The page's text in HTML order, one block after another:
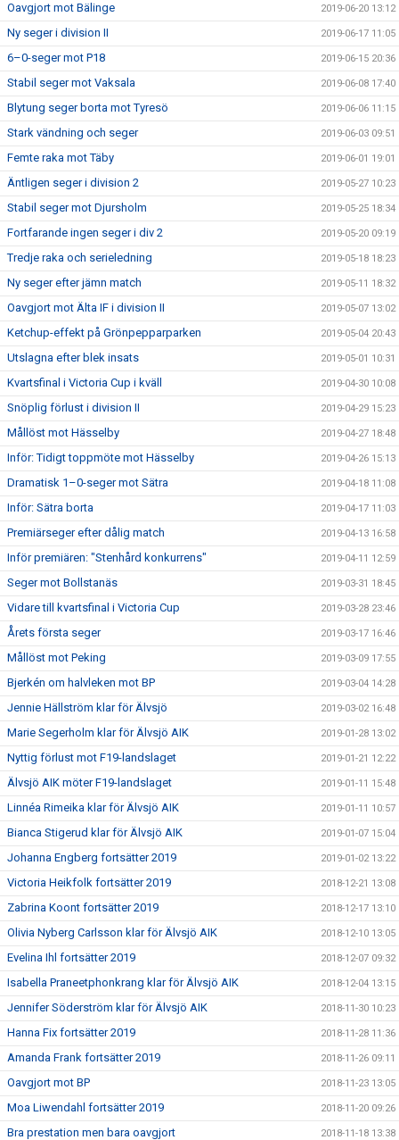
Oavgjort mot Bälinge 2019-06-20 13:12
Ny seger i division II 2019-06-17 11:05
6–0-seger mot P18 2019-06-15 20:36
Stabil seger mot Vaksala 2019-06-08 17:40
Blytung seger borta mot Tyresö 2019-06-06 11:15
Stark vändning och seger 2019-06-03 09:51
Femte raka mot Täby 2019-06-01 19:01
Äntligen seger i division 2 2019-05-27 10:23
Stabil seger mot Djursholm 2019-05-25 18:34
Fortfarande ingen seger i div 2 2019-05-20 09:19
Tredje raka och serieledning 2019-05-18 18:23
Ny seger efter jämn match 2019-05-11 18:32
Oavgjort mot Älta IF i division II 2019-05-07 13:02
Ketchup-effekt på Grönpepparparken 2019-05-04 20:43
Utslagna efter blek insats 2019-05-01 10:31
Kvartsfinal i Victoria Cup i kväll 2019-04-30 10:08
Snöplig förlust i division II 2019-04-29 15:23
Mållöst mot Hässelby 2019-04-27 18:48
Inför: Tidigt toppmöte mot Hässelby 2019-04-26 15:13
Dramatisk 1–0-seger mot Sätra 2019-04-18 11:08
Inför: Sätra borta 2019-04-17 11:03
Premiärseger efter dålig match 2019-04-13 16:58
Inför premiären: "Stenhård konkurrens" 2019-04-11 12:59
Seger mot Bollstanäs 2019-03-31 18:45
Vidare till kvartsfinal i Victoria Cup 2019-03-28 23:46
Årets första seger 2019-03-17 16:46
Mållöst mot Peking 2019-03-09 17:55
Bjerkén om halvleken mot BP 2019-03-04 14:28
Jennie Hällström klar för Älvsjö 2019-03-02 16:48
Marie Segerholm klar för Älvsjö AIK 2019-01-28 13:02
Nyttig förlust mot F19-landslaget 2019-01-21 12:22
Älvsjö AIK möter F19-landslaget 2019-01-11 15:48
Linnéa Rimeika klar för Älvsjö AIK 2019-01-11 10:57
Bianca Stigerud klar för Älvsjö AIK 2019-01-07 15:04
Johanna Engberg fortsätter 2019 2019-01-02 13:22
Victoria Heikfolk fortsätter 2019 2018-12-21 13:08
Zabrina Koont fortsätter 2019 2018-12-17 13:10
Olivia Nyberg Carlsson klar för Älvsjö AIK 2018-12-10 13:05
Evelina Ihl fortsätter 2019 2018-12-07 09:32
Isabella Praneetphonkrang klar för Älvsjö AIK 2018-12-04 13:15
Jennifer Söderström klar för Älvsjö AIK 2018-11-30 10:23
Hanna Fix fortsätter 2019 2018-11-28 11:36
Amanda Frank fortsätter 2019 2018-11-26 09:11
Oavgjort mot BP 2018-11-23 13:05
Moa Liwendahl fortsätter 2019 2018-11-20 09:26
Bra prestation men bara oavgjort 2018-11-18 13:38